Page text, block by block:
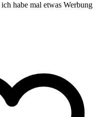
habe mal etwas Werbung